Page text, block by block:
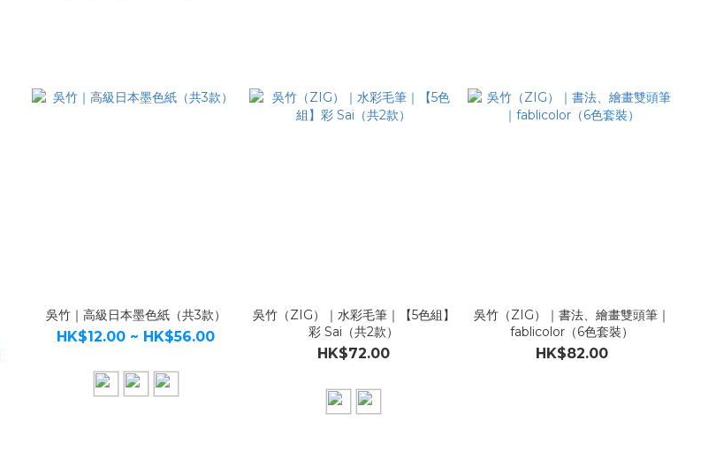
吳竹｜高級日本墨色紙（共3款）
HK$12.00 ~ HK$56.00
吳竹（ZIG）｜水彩毛筆｜【5色組】
彩 Sai（共2款）
HK$72.00
吳竹（ZIG）｜書法、繪畫雙頭筆｜
fablicolor（6色套裝）
HK$82.00